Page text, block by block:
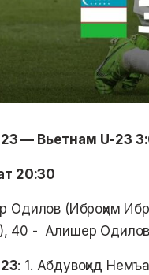
— Вьетнам U-23
20:30
Одилов (Иброҳим
40 - Алишер
: 1. Абдувоҳид